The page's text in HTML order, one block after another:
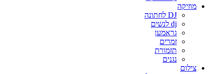
מוזיקה
DJ לחתונה
dj לנשים
גראמען
זמרים
תזמורת
נגנים
צילום